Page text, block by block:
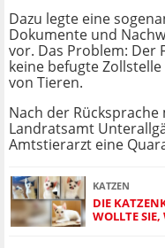
Dazu legte eine
Dokumente und
vor. Das Problem: Der
keine befugte
von Tieren.
Nach der
Landratsamt
Amtstierarzt eine
KATZEN
DIE
WOLLTE